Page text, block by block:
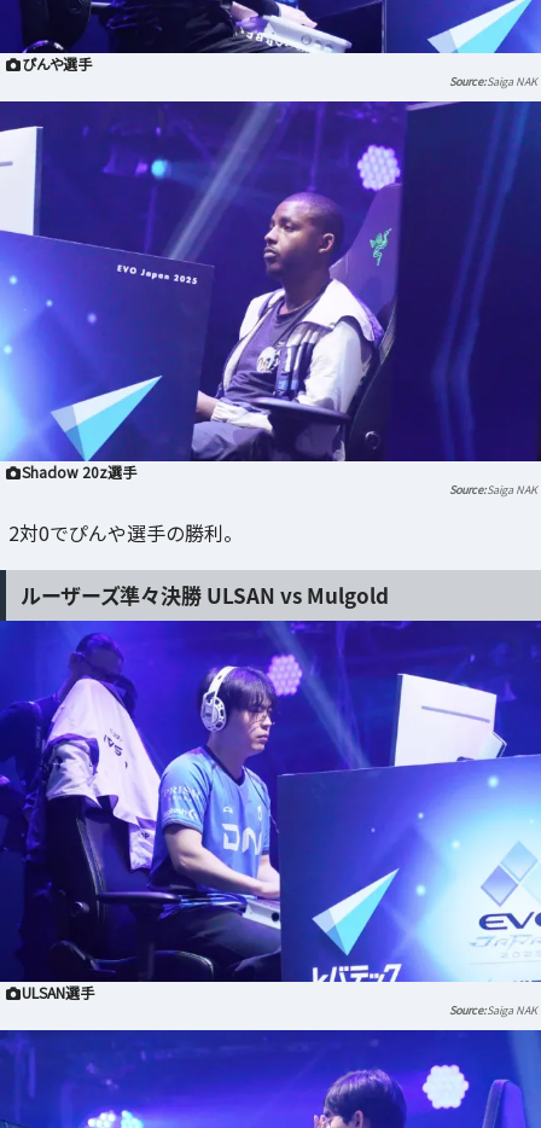
ぴんや選手
Saiga NAK
Shadow 20z選手
Saiga NAK
2対0でぴんや選手の勝利。
ルーザーズ準々決勝 ULSAN vs Mulgold
ULSAN選手
Saiga NAK